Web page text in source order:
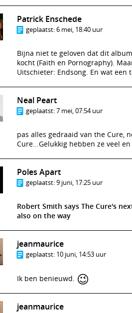
Patrick Enschede
geplaatst:6 mei, 18:40 uur
Bijna niet te geloven dat dit
kocht (Faith en Pornography).
Uitschieter: Endsong. En wat een
Neal Peart
geplaatst:7 mei, 07:54 uur
pas alles gedraaid van the Cure,
Cure...Gelukkig hebben ze veel
Poles Apart
geplaatst:9 juni, 17:25 uur
Robert Smith says The Cure's
also on the way
jeanmaurice
geplaatst: 10 juni, 14:53 uur
Ik ben benieuwd. 😉
jeanmaurice